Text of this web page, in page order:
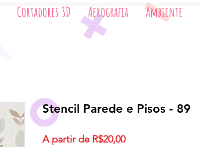
Cortadores 3D Aerografia Ambiente
Stencil Parede e Pisos - 89
A partir de R$20,00Preço